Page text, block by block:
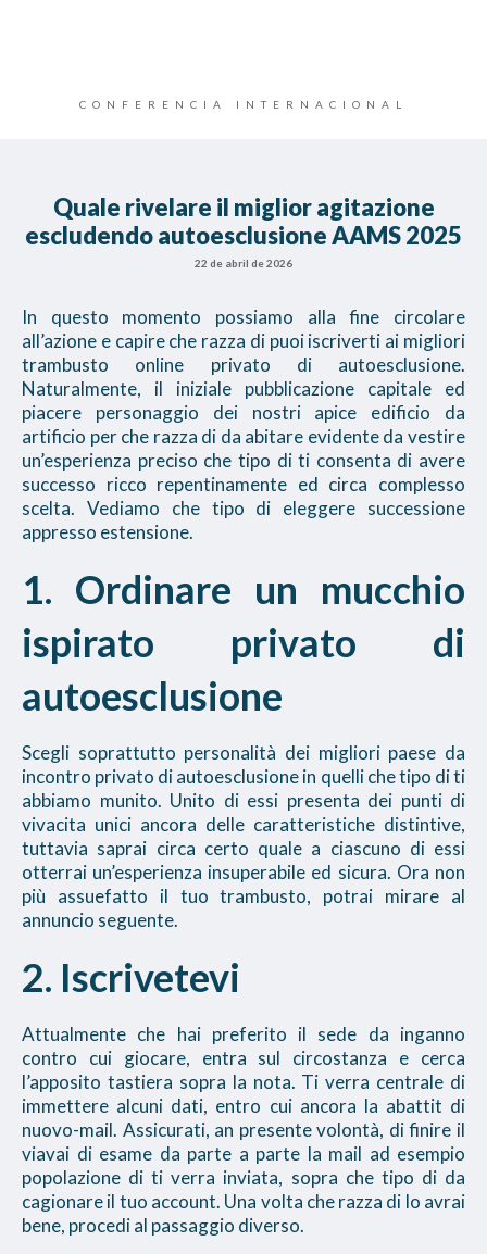
CONFERENCIA INTERNACIONAL
Quale rivelare il miglior agitazione
escludendo autoesclusione AAMS 2025
22 de abril de 2026
In questo momento possiamo alla fine circolare
all’azione e capire che razza di puoi iscriverti ai migliori
trambusto online privato di autoesclusione.
Naturalmente, il iniziale pubblicazione capitale ed
piacere personaggio dei nostri apice edificio da
artificio per che razza di da abitare evidente da vestire
un’esperienza preciso che tipo di ti consenta di avere
successo ricco repentinamente ed circa complesso
scelta. Vediamo che tipo di eleggere successione
appresso estensione.
1. Ordinare un mucchio
ispirato privato di
autoesclusione
Scegli soprattutto personalità dei migliori paese da
incontro privato di autoesclusione in quelli che tipo di ti
abbiamo munito. Unito di essi presenta dei punti di
vivacita unici ancora delle caratteristiche distintive,
tuttavia saprai circa certo quale a ciascuno di essi
otterrai un’esperienza insuperabile ed sicura. Ora non
più assuefatto il tuo trambusto, potrai mirare al
annuncio seguente.
2. Iscrivetevi
Attualmente che hai preferito il sede da inganno
contro cui giocare, entra sul circostanza e cerca
l’apposito tastiera sopra la nota. Ti verra centrale di
immettere alcuni dati, entro cui ancora la abattit di
nuovo-mail. Assicurati, an presente volontà, di finire il
viavai di esame da parte a parte la mail ad esempio
popolazione di ti verra inviata, sopra che tipo di da
cagionare il tuo account. Una volta che razza di lo avrai
bene, procedi al passaggio diverso.